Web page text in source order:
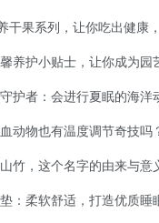
系列，让你吃出健康，吃出美丽！
养护小贴士，让你成为园艺达
者：会进行夏眠的海洋动物盘
动物也有温度调节奇技吗
竹，这个名字的由来与意
：柔软舒适，打造优质睡
系列，让你吃出健康，吃出美丽！
养护小贴士，让你成为园艺达
者：会进行夏眠的海洋动物盘
动物也有温度调节奇技吗
竹，这个名字的由来与意
：柔软舒适，打造优质睡